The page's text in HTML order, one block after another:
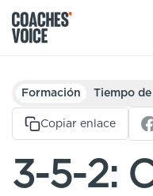
Nuestros
Centro de
Centro de
Entrenadores
Formación Tiempo
Copiar enlace
3-5-2: